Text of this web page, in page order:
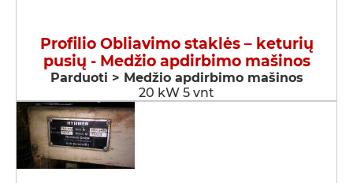
Profilio Obliavimo staklės – keturių
pusių - Medžio apdirbimo mašinos
Parduoti > Medžio apdirbimo mašinos
20 kW 5 vnt